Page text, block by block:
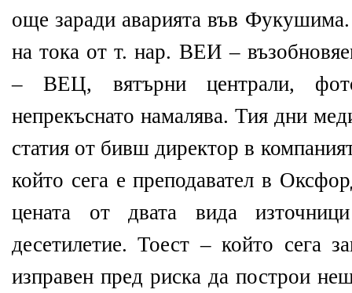
още заради аварията във
на тока от т. нар. ВЕИ –
– ВЕЦ, вятърни централи,
непрекъснато намалява. Тия дни
статия от бивш директор в
който сега е преподавател в
цената от двата вида
десетилетие. Тоест – който сега
изправен пред риска да построи